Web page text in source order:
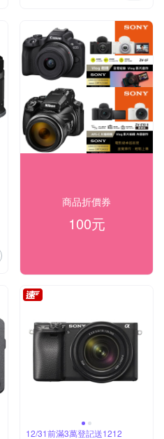
商品折價券
100元
12/31前滿3萬登記送1212